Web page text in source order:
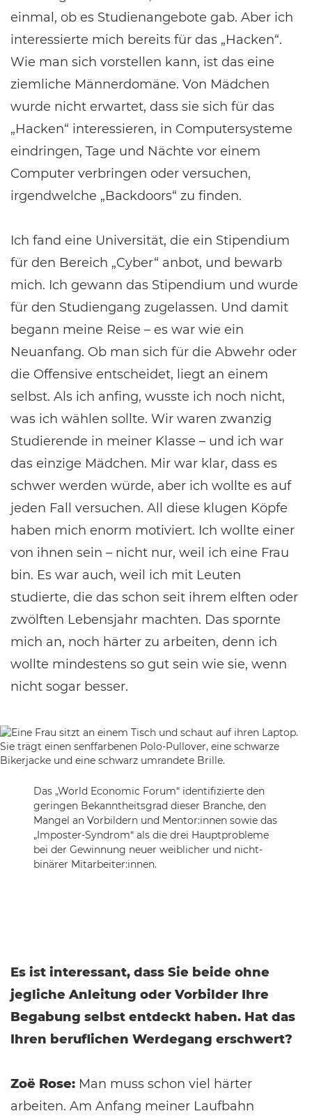
einmal, ob es Studienangebote gab. Aber ich
interessierte mich bereits für das „Hacken“.
Wie man sich vorstellen kann, ist das eine
ziemliche Männerdomäne. Von Mädchen
wurde nicht erwartet, dass sie sich für das
„Hacken“ interessieren, in Computersysteme
eindringen, Tage und Nächte vor einem
Computer verbringen oder versuchen,
irgendwelche „Backdoors“ zu finden.
Ich fand eine Universität, die ein Stipendium
für den Bereich „Cyber“ anbot, und bewarb
mich. Ich gewann das Stipendium und wurde
für den Studiengang zugelassen. Und damit
begann meine Reise – es war wie ein
Neuanfang. Ob man sich für die Abwehr oder
die Offensive entscheidet, liegt an einem
selbst. Als ich anfing, wusste ich noch nicht,
was ich wählen sollte. Wir waren zwanzig
Studierende in meiner Klasse – und ich war
das einzige Mädchen. Mir war klar, dass es
schwer werden würde, aber ich wollte es auf
jeden Fall versuchen. All diese klugen Köpfe
haben mich enorm motiviert. Ich wollte einer
von ihnen sein – nicht nur, weil ich eine Frau
bin. Es war auch, weil ich mit Leuten
studierte, die das schon seit ihrem elften oder
zwölften Lebensjahr machten. Das spornte
mich an, noch härter zu arbeiten, denn ich
wollte mindestens so gut sein wie sie, wenn
nicht sogar besser.
Das „World Economic Forum“ identifizierte den
geringen Bekanntheitsgrad dieser Branche, den
Mangel an Vorbildern und Mentor:innen sowie das
„Imposter-Syndrom“ als die drei Hauptprobleme
bei der Gewinnung neuer weiblicher und nicht-
binärer Mitarbeiter:innen.
Es ist interessant, dass Sie beide ohne
jegliche Anleitung oder Vorbilder Ihre
Begabung selbst entdeckt haben. Hat das
Ihren beruflichen Werdegang erschwert?
Zoë Rose: Man muss schon viel härter
arbeiten. Am Anfang meiner Laufbahn